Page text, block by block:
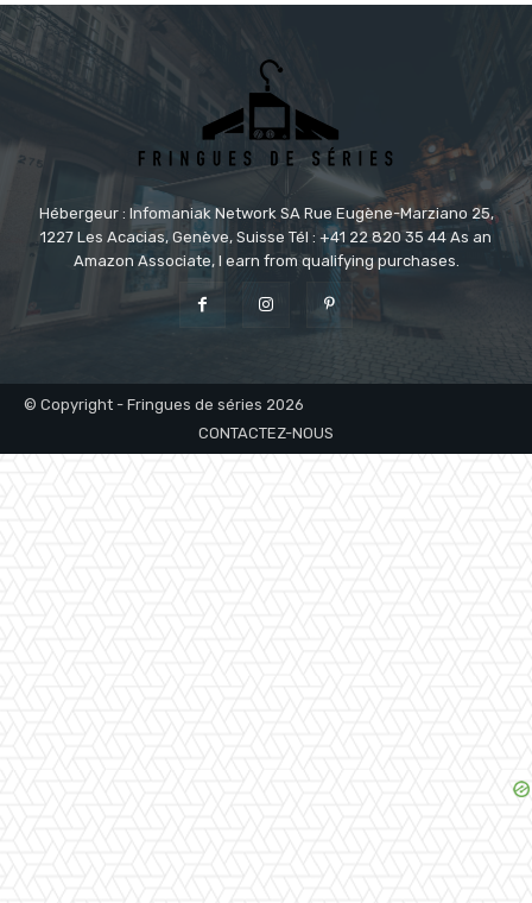
Hébergeur : Infomaniak Network SA Rue Eugène-Marziano 25,
1227 Les Acacias, Genève, Suisse Tél : +41 22 820 35 44 As an
Amazon Associate, I earn from qualifying purchases.
© Copyright - Fringues de séries 2026
CONTACTEZ-NOUS